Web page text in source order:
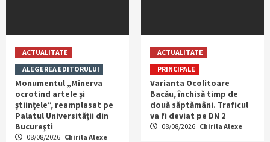
ACTUALITATE
ALEGEREA EDITORULUI
Monumentul „Minerva
ocrotind artele şi
ştiinţele”, reamplasat pe
Palatul Universităţii din
Bucureşti
08/08/2026 Chirila Alexe
ACTUALITATE
PRINCIPALE
Varianta Ocolitoare
Bacău, închisă timp de
două săptămâni. Traficul
va fi deviat pe DN 2
08/08/2026 Chirila Alexe